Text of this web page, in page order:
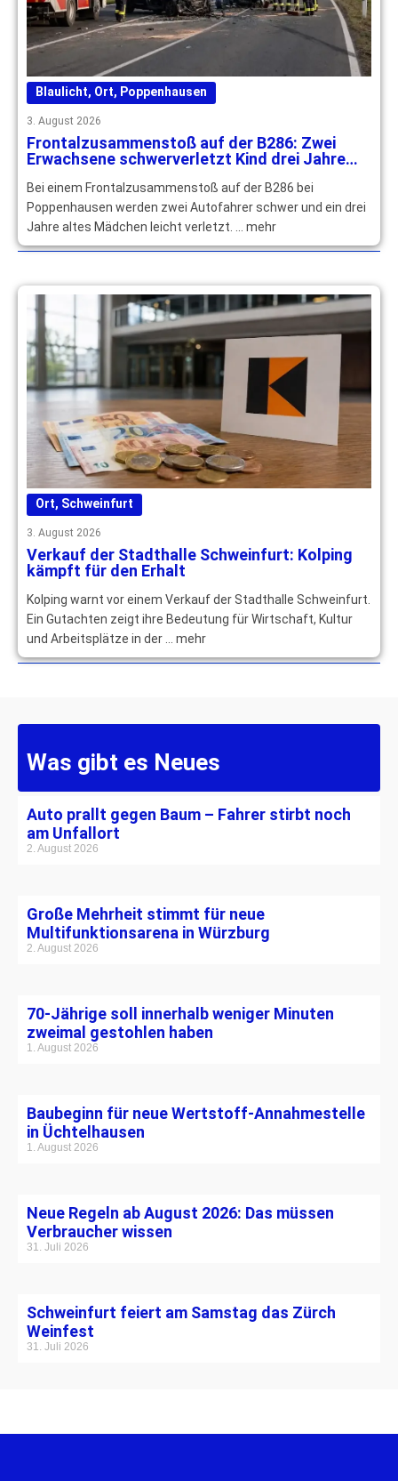
Blaulicht, Ort, Poppenhausen
3. August 2026
Frontalzusammenstoß auf der B286: Zwei
Erwachsene schwerverletzt Kind drei Jahre
Bei einem Frontalzusammenstoß auf der B286 bei
Poppenhausen werden zwei Autofahrer schwer und ein drei
Jahre altes Mädchen leicht verletzt. … mehr
Ort, Schweinfurt
3. August 2026
Verkauf der Stadthalle Schweinfurt: Kolping
kämpft für den Erhalt
Kolping warnt vor einem Verkauf der Stadthalle Schweinfurt.
Ein Gutachten zeigt ihre Bedeutung für Wirtschaft, Kultur
und Arbeitsplätze in der … mehr
Was gibt es Neues
Auto prallt gegen Baum – Fahrer stirbt noch
am Unfallort
2. August 2026
Große Mehrheit stimmt für neue
Multifunktionsarena in Würzburg
2. August 2026
70-Jährige soll innerhalb weniger Minuten
zweimal gestohlen haben
1. August 2026
Baubeginn für neue Wertstoff-Annahmestelle
in Üchtelhausen
1. August 2026
Neue Regeln ab August 2026: Das müssen
Verbraucher wissen
31. Juli 2026
Schweinfurt feiert am Samstag das Zürch
Weinfest
31. Juli 2026